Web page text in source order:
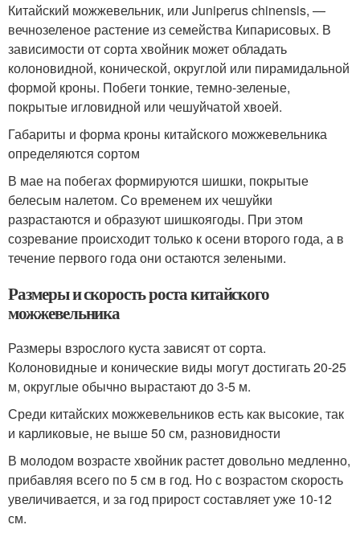
Китайский можжевельник, или Juniperus chinensis, —
вечнозеленое растение из семейства Кипарисовых. В
зависимости от сорта хвойник может обладать
колоновидной, конической, округлой или пирамидальной
формой кроны. Побеги тонкие, темно-зеленые,
покрытые игловидной или чешуйчатой хвоей.
Габариты и форма кроны китайского можжевельника
определяются сортом
В мае на побегах формируются шишки, покрытые
белесым налетом. Со временем их чешуйки
разрастаются и образуют шишкоягоды. При этом
созревание происходит только к осени второго года, а в
течение первого года они остаются зелеными.
Размеры и скорость роста китайского
можжевельника
Размеры взрослого куста зависят от сорта.
Колоновидные и конические виды могут достигать 20-25
м, округлые обычно вырастают до 3-5 м.
Среди китайских можжевельников есть как высокие, так
и карликовые, не выше 50 см, разновидности
В молодом возрасте хвойник растет довольно медленно,
прибавляя всего по 5 см в год. Но с возрастом скорость
увеличивается, и за год прирост составляет уже 10-12
см.